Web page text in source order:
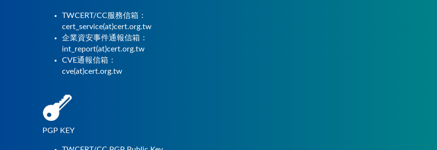
TWCERT/CC服務信箱：
cert_service(at)cert.org.tw
企業資安事件通報信箱：
int_report(at)cert.org.tw
CVE通報信箱：
cve(at)cert.org.tw
PGP KEY